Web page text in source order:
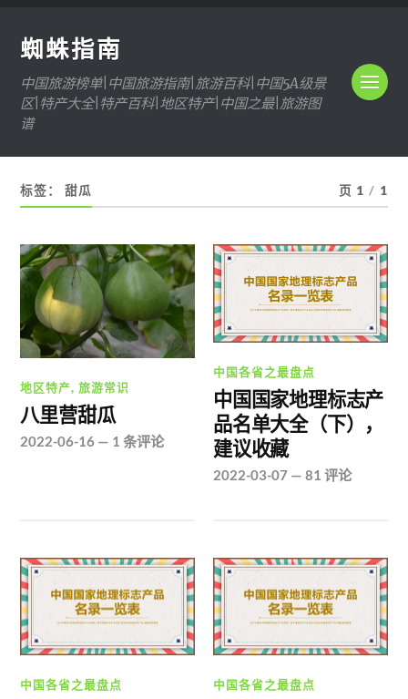
蜘蛛指南
中国旅游榜单|中国旅游指南|旅游百科|中国5A级景
区|特产大全|特产百科|地区特产|中国之最|旅游图
谱
标签：甜瓜 页 1 / 1
地区特产,旅游常识
八里营甜瓜
2022-06-16 — 1 条评论
中国各省之最盘点
中国国家地理标志产
品名单大全（下），
建议收藏
2022-03-07 —81 评论
中国各省之最盘点 中国各省之最盘点